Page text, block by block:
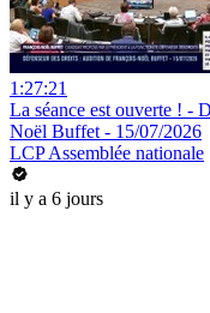
1:27:21
La séance est ouverte ! -
Noël Buffet - 15/07/2026
LCP Assemblée nationale
il y a 6 jours